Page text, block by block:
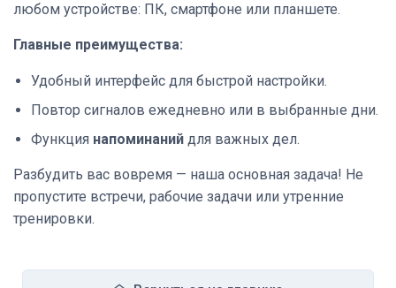
любом устройстве: ПК, смартфоне или планшете.
Главные преимущества:
Удобный интерфейс для быстрой настройки.
Повтор сигналов ежедневно или в выбранные дни.
Функция напоминаний для важных дел.
Разбудить вас вовремя — наша основная задача! Не
пропустите встречи, рабочие задачи или утренние
тренировки.